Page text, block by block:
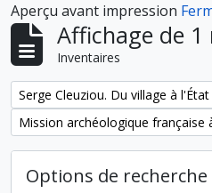
Aperçu avant impression
Affichage de
Inventaires
Remove filter:
Remove filter:
Mission archéologique française
Options de recherche